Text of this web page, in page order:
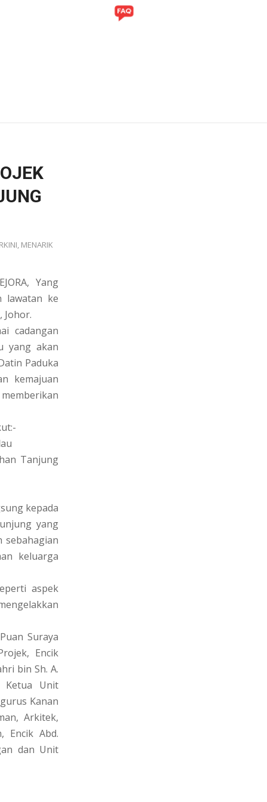
, MENARIK
Yang
lawatan ke
Johor.
cadangan
yang akan
Paduka
kemajuan
Tanjung
kepada
yang
sebahagian
keluarga
aspek
Suraya
Encik
bin Sh. A.
Ketua Unit
Kanan
Arkitek,
Encik Abd.
dan Unit